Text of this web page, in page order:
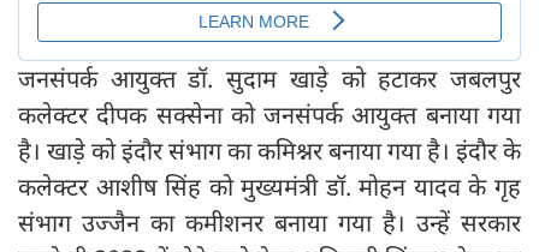
जनसंपर्क आयुक्त डॉ. सुदाम खाड़े को हटाकर जबलपुर
कलेक्टर दीपक सक्सेना को जनसंपर्क आयुक्त बनाया गया
है। खाड़े को इंदौर संभाग का कमिश्नर बनाया गया है। इंदौर के
कलेक्टर आशीष सिंह को मुख्यमंत्री डॉ. मोहन यादव के गृह
संभाग उज्जैन का कमीशनर बनाया गया है। उन्हें सरकार